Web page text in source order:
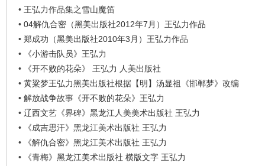
• 王弘力作品集之雪山魔笛
• 04解仇合密（黑美出版社2012年7月）王弘力作品
• 郑成功（黑美出版社2010年3月）王弘力作品
•
《小游击队员》王弘力
•
《开不败的花朵》 王弘力 人美出版社
• 黄粱梦王弘力黑美出版社根据【明】汤显祖《邯郸梦》改编
• 解放战争故事《开不败的花朵》王弘力
• 辽西文艺《界碑》黑龙江人美美术出版社 王弘力
•
《成吉思汗》黑龙江美术出版社 王弘力
•
《解仇合密》黑龙江美术出版社 王弘力
•
《青梅》黑龙江美术出版社 横版文字 王弘力